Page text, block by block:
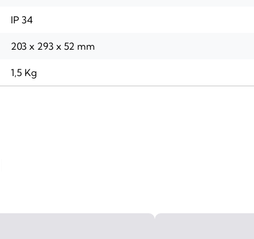
IP 34
203 x 293 x 52 mm
1,5 Kg